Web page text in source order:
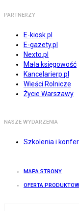
PARTNERZY
E-kiosk.pl
E-gazety.pl
Nexto.pl
Mała księgowość
Kancelarierp.pl
Wieści Rolnicze
Życie Warszawy
NASZE WYDARZENIA
Szkolenia i
MAPA STRONY
OFERTA